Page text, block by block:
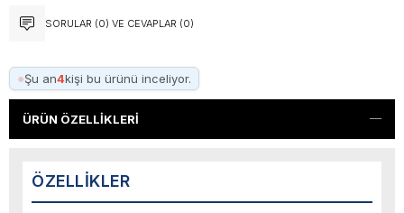
SORULAR (0) VE CEVAPLAR (0)
●Şu an4kişi bu ürünü inceliyor.
ÜRÜN ÖZELLIKLERI
ÖZELLIKLER